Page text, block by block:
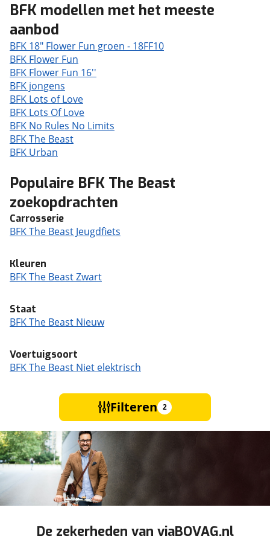
BFK modellen met het meeste
aanbod
BFK 18" Flower Fun groen - 18FF10
BFK Flower Fun
BFK Flower Fun 16''
BFK jongens
BFK Lots of Love
BFK Lots Of Love
BFK No Rules No Limits
BFK The Beast
BFK Urban
Populaire BFK The Beast
zoekopdrachten
Carrosserie
BFK The Beast Jeugdfiets
Kleuren
BFK The Beast Zwart
Staat
BFK The Beast Nieuw
Voertuigsoort
BFK The Beast Niet elektrisch
Filteren 2
De zekerheden van viaBOVAG.nl